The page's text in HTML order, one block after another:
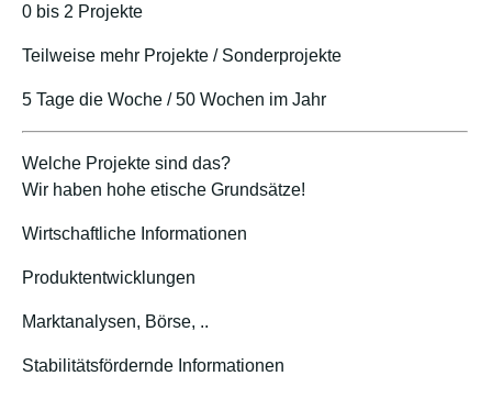
0 bis 2 Projekte
Teilweise mehr Projekte / Sonderprojekte
5 Tage die Woche / 50 Wochen im Jahr
Welche Projekte sind das?
Wir haben hohe etische Grundsätze!
Wirtschaftliche Informationen
Produktentwicklungen
Marktanalysen, Börse, ..
Stabilitätsfördernde Informationen